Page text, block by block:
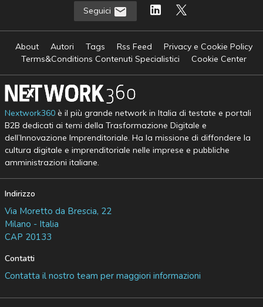
Seguici
About Autori Tags Rss Feed
Privacy e Cookie Policy
Terms&Conditions Contenuti Specialistici
Cookie Center
Nextwork360è il più grande network in Italia di testate e portali
B2B dedicati ai temi della Trasformazione Digitale e
dell’Innovazione Imprenditoriale. Ha la missione di diffondere la
cultura digitale e imprenditoriale nelle imprese e pubbliche
amministrazioni italiane.
Indirizzo
Via Moretto da Brescia, 22
Milano - Italia
CAP 20133
Contatti
Contatta il nostro team per maggiori informazioni